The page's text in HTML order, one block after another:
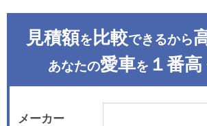
見積額を 比較できるから
あなたの愛車を １番高
メーカー